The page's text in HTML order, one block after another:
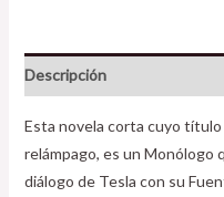
Descripción
Esta novela corta cuyo
relámpago, es un Monólogo
diálogo de Tesla con su